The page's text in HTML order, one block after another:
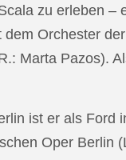
zu erleben
Orchester
Marta Pazos).
ist er als
Oper Berlin